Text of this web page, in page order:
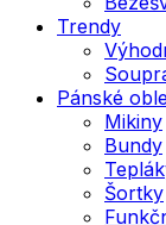
Trendy
Pánské
Mikiny
Bundy
Šortky